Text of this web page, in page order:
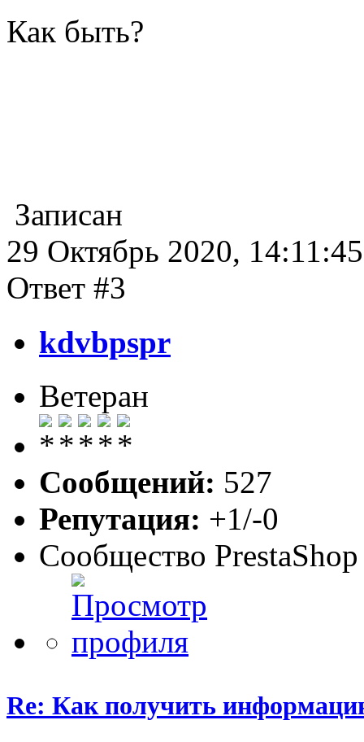
Как быть?
Записан
29 Октябрь 2020, 14:11:45
Ответ #3
kdvbpspr
Ветеран
Сообщений: 527
Репутация: +1/-0
Сообщество PrestaShop
Re: Как получить